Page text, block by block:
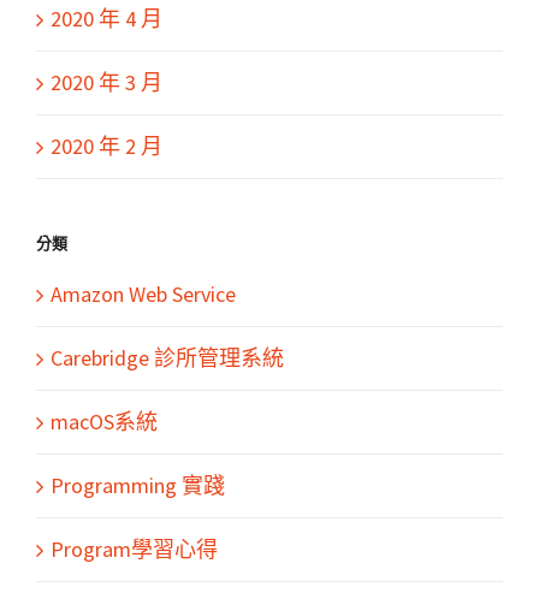
2020 年 4 月
2020 年 3 月
2020 年 2 月
分類
Amazon Web Service
Carebridge 診所管理系統
macOS系統
Programming 實踐
Program學習心得